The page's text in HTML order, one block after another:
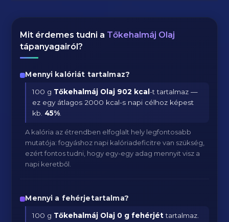
Mit érdemes tudni a Tőkehalmáj Olaj
tápanyagairól?
Mennyi kalóriát tartalmaz?
100 g Tőkehalmáj Olaj 902 kcal-t tartalmaz —
ez egy átlagos 2000 kcal-s napi célhoz képest
kb. 45%
A kalória az étrendben elfoglalt hely legfontosabb
mutatója: fogyáshoz napi kalóriadeficitre van szükség,
ezért fontos tudni, hogy egy-egy adag mennyit visz a
napi keretből.
Mennyi a fehérjetartalma?
100 g Tőkehalmáj Olaj 0 g fehérjéttartalmaz.